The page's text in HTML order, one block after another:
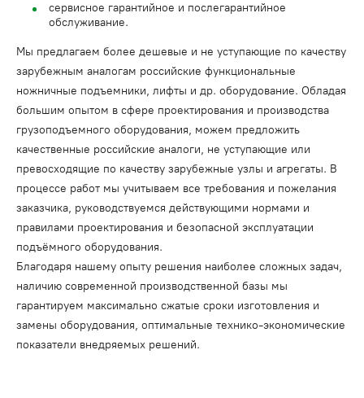
сервисное гарантийное и послегарантийное
обслуживание.
Мы предлагаем более дешевые и не уступающие по качеству
зарубежным аналогам российские функциональные
ножничные подъемники, лифты и др. оборудование. Обладая
большим опытом в сфере проектирования и производства
грузоподъемного оборудования, можем предложить
качественные российские аналоги, не уступающие или
превосходящие по качеству зарубежные узлы и агрегаты. В
процессе работ мы учитываем все требования и пожелания
заказчика, руководствуемся действующими нормами и
правилами проектирования и безопасной эксплуатации
подъёмного оборудования.
Благодаря нашему опыту решения наиболее сложных задач,
наличию современной производственной базы мы
гарантируем максимально сжатые сроки изготовления и
замены оборудования, оптимальные технико-экономические
показатели внедряемых решений.